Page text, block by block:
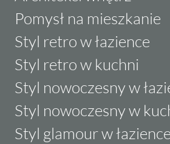
Pomysł na mieszkanie
Styl retro w łazience
Styl retro w kuchni
Styl nowoczesny w
Styl nowoczesny w
Styl glamour w łazience